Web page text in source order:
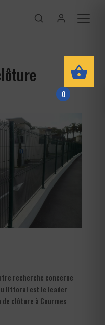
recherche concerne
littoral est le leader
clôture à Courmes
0